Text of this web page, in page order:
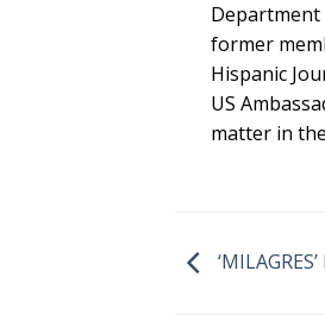
Department
former
Hispanic
US
matter in